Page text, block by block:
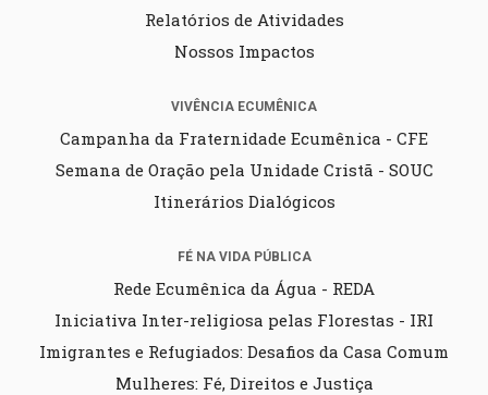
Relatórios de Atividades
Nossos Impactos
VIVÊNCIA ECUMÊNICA
Campanha da Fraternidade Ecumênica - CFE
Semana de Oração pela Unidade Cristã - SOUC
Itinerários Dialógicos
FÉ NA VIDA PÚBLICA
Rede Ecumênica da Água - REDA
Iniciativa Inter-religiosa pelas Florestas - IRI
Imigrantes e Refugiados: Desafios da Casa Comum
Mulheres: Fé, Direitos e Justiça